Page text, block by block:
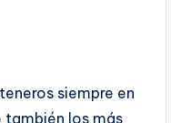
siempre en
también los más